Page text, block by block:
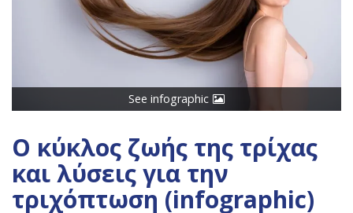
See infographic
Ο κύκλος ζωής της τρίχας
και λύσεις για την
τριχόπτωση (infographic)